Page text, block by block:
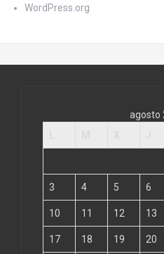
WordPress.org
agosto
3 4 5 6
10 11 12 13
17 18 19 20